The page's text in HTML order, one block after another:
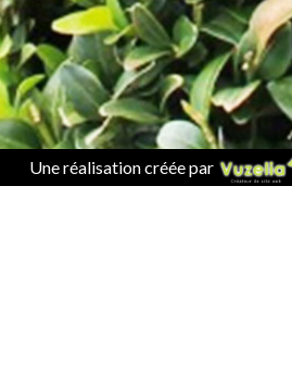
Une réalisation créée par